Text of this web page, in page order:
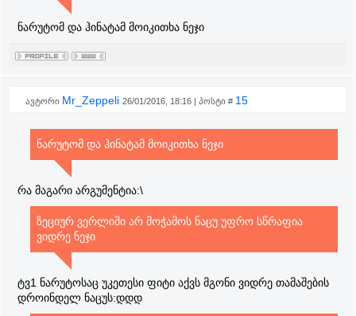
ნარუტომ და ჰინატამ მოიკითხა ნეჯი
ავტორი Mr_Zeppeli 26/01/2016, 18:16 | პოსტი # 15
ნარუტომ და ჰინატამ მოიკითხა ნეჯი
რა მაგარი არგუმენტია:\
ზეციურ ვერლიში არ მოჭამოს ნაცუ უფრო სწრაფია
ვიდრე ნეჯი
ტვ1 ნარუტოსაც უკეთესი ფიტი აქვს მგონი ვიდრე თამაშების
დროინდელ ნაცუს:დდდ